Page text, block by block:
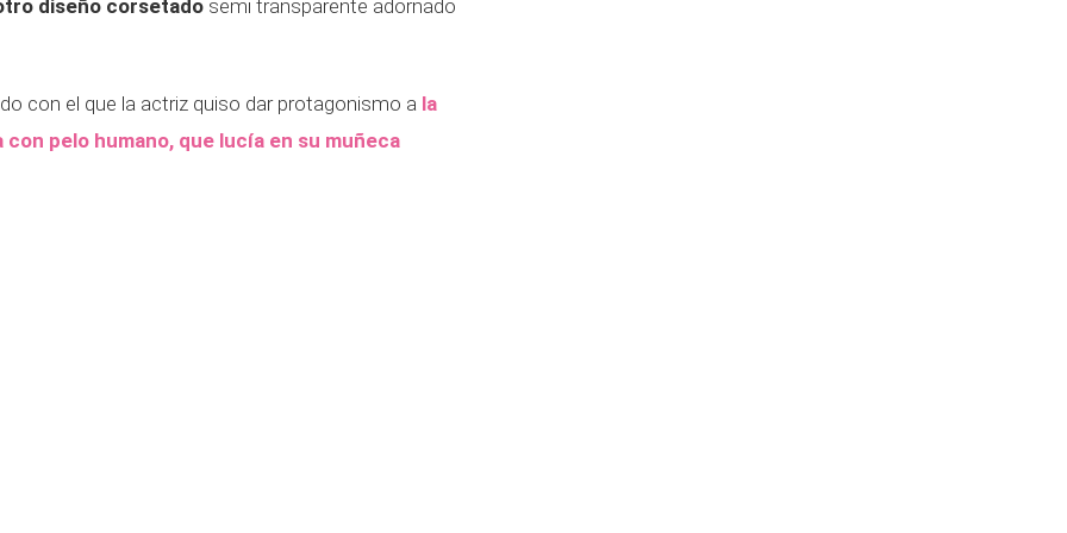
diseño corsetado semi transparente adornado
con el que la actriz quiso dar protagonismo a la
pelo humano, que lucía en su muñeca